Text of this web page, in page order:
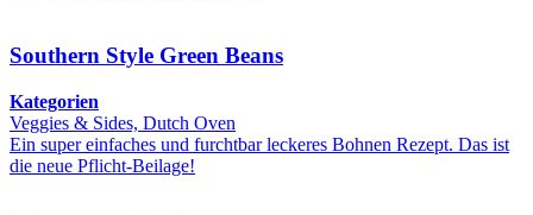
Southern Style Green Beans
Kategorien
Veggies & Sides, Dutch Oven
Ein super einfaches und furchtbar leckeres Bohnen Rezept. Das ist
die neue Pflicht-Beilage!